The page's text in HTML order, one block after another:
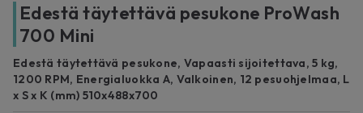
Edestä täytettävä pesukone ProWash
700 Mini
Edestä täytettävä pesukone, Vapaasti sijoitettava, 5 kg,
1200 RPM, Energialuokka A, Valkoinen, 12 pesuohjelmaa, L
x S x K (mm) 510x488x700